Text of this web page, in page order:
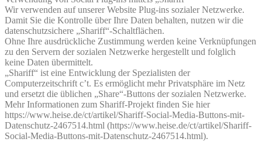
Wir verwenden auf unserer Website Plug-ins sozialer Netzwerke.
Damit Sie die Kontrolle über Ihre Daten behalten, nutzen wir die
datenschutzsichere „Shariff“-Schaltflächen.
Ohne Ihre ausdrückliche Zustimmung werden keine Verknüpfungen
zu den Servern der sozialen Netzwerke hergestellt und folglich
keine Daten übermittelt.
„Shariff“ ist eine Entwicklung der Spezialisten der
Computerzeitschrift c’t. Es ermöglicht mehr Privatsphäre im Netz
und ersetzt die üblichen „Share“-Buttons der sozialen Netzwerke.
Mehr Informationen zum Shariff-Projekt finden Sie hier
https://www.heise.de/ct/artikel/Shariff-Social-Media-Buttons-mit-
Datenschutz-2467514.html (https://www.heise.de/ct/artikel/Shariff-
Social-Media-Buttons-mit-Datenschutz-2467514.html).